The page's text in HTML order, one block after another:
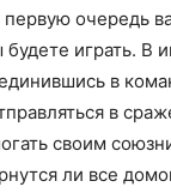
очередь
играть. В
в
в
своим
ли все